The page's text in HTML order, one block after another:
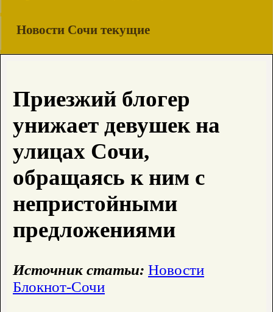
Новости Сочи текущие
Приезжий блогер
унижает девушек на
улицах Сочи,
обращаясь к ним с
непристойными
предложениями
Источник статьи: Новости
Блокнот-Сочи